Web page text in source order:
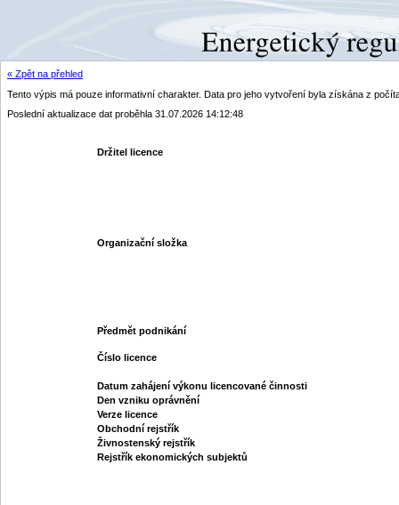
« Zpět na přehled
Tento výpis má pouze informativní charakter. Data pro jeho vytvoření byla získána z
Poslední aktualizace dat proběhla 31.07.2026 14:12:48
Držitel licence
Organizační složka
Předmět podnikání
Číslo licence
Datum zahájení výkonu licencované činnosti
Den vzniku oprávnění
Verze licence
Obchodní rejstřík
Živnostenský rejstřík
Rejstřík ekonomických subjektů